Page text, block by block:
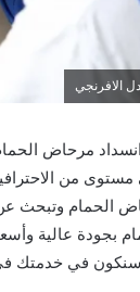
الافرنجي
مرحاض
الحمام
بجودة عالية